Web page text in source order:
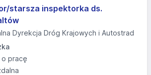
starsza inspektorka ds.
Dyrekcja Dróg Krajowych i Autostrad
o pracę